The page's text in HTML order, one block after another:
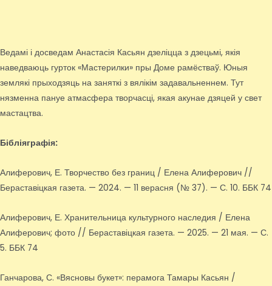
Ведамі і досведам Анастасія Касьян дзеліцца з дзецьмі, якія
наведваюць гурток «Мастерилки» пры Доме рамёстваў. Юныя
землякі прыходзяць на заняткі з вялікім задавальненнем. Тут
нязменна пануе атмасфера творчасці, якая акунае дзяцей у свет
мастацтва.
Бібліяграфія:
Алиферович, Е. Творчество без границ / Елена Алиферович //
Бераставіцкая газета. — 2024. — 11 верасня (№ 37). — С. 10. ББК 74
Алиферович, Е. Хранительница культурного наследия / Елена
Алиферович; фото // Бераставіцкая газета. — 2025. — 21 мая. — С.
5. ББК 74
Ганчарова, С. «Вясновы букет»: перамога Тамары Касьян /